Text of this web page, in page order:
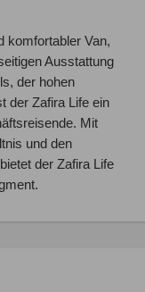
komfortabler Van,
Ausstattung
der hohen
der Zafira Life ein
Mit
und den
der Zafira Life